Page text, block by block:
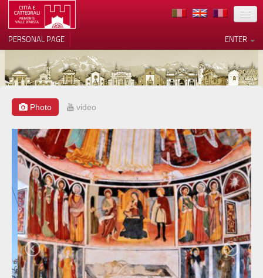
LOCATION
ARCHITECTURE
MUSEUMS
ITINERARIES
EVENTS
VOLUNTEERS
CONTACTS
PRESS
ENTER
PERSONAL PAGE
Photo video
Notice at collection
Your Privacy Choices